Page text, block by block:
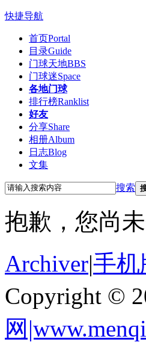
快捷导航
首页Portal
目录Guide
门球天地BBS
门球迷Space
各地门球
排行榜Ranklist
好友
分享Share
相册Album
日志Blog
文集
搜索
抱歉，您尚
Archiver|手机
Copyright ©
网